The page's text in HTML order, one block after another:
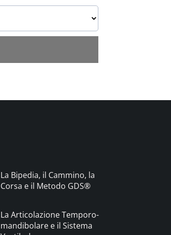
La Bipedia, il Cammino, la
Corsa e il Metodo GDS®
La Articolazione Temporo-
mandibolare e il Sistema